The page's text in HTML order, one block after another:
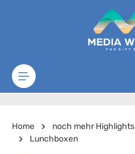
Zum Hauptinhalt springen
Home noch mehr Highlights
Lunchboxen